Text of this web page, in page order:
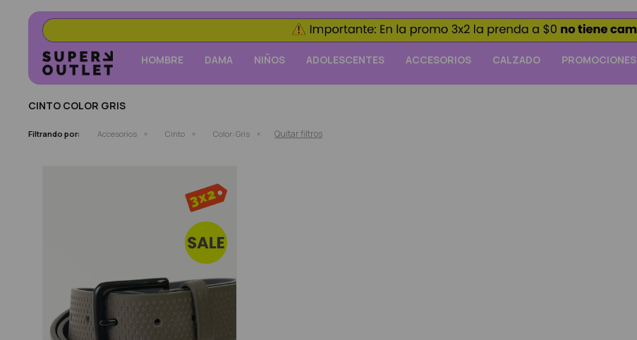
HOMBRE DAMA NIÑOS ADOLESCENTES ACCESORIOS CALZADO PROMOCIONES
CINTO COLOR GRIS
Filtrando por: Accesorios Cinto Color: Gris Quitar filtros